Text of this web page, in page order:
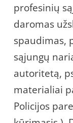
profesinių
daromas
spaudimas,
sąjungų
autoritetą,
materialiai
Policijos